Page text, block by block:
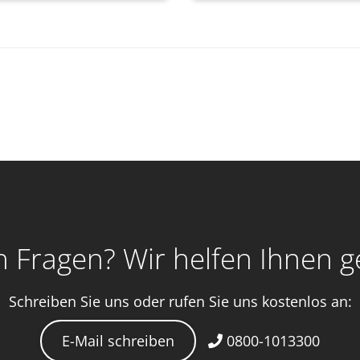
Fragen? Wir helfen Ihnen
Schreiben Sie uns oder rufen Sie uns kostenlos an:
E-Mail schreiben 0800-1013300